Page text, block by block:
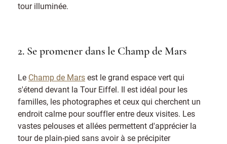
tour illuminée.
2. Se promener dans le Champ de Mars
Le Champ de Marsest le grand espace vert qui
s'étend devant la Tour Eiffel. Il est idéal pour les
familles, les photographes et ceux qui cherchent un
endroit calme pour souffler entre deux visites. Les
vastes pelouses et allées permettent d'apprécier la
tour de plain-pied sans avoir à se précipiter